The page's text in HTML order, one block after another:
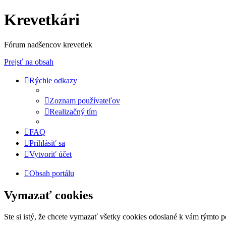
Krevetkári
Fórum nadšencov krevetiek
Prejsť na obsah
Rýchle odkazy
Zoznam používateľov
Realizačný tím
FAQ
Prihlásiť sa
Vytvoriť účet
Obsah portálu
Vymazať cookies
Ste si istý, že chcete vymazať všetky cookies odoslané k vám týmto